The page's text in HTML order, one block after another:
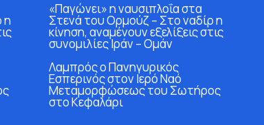
η
«Παγώνει» η ναυσιπλοΐα στα
Στενά του Ορμούζ – Στο ναδίρ η
κίνηση, αναμένουν εξελίξεις στις
συνομιλίες Ιράν – Ομάν
Λαμπρός ο Πανηγυρικός
Εσπερινός στον Ιερό Ναό
Μεταμορφώσεως του Σωτήρος
στο Κεφαλάρι